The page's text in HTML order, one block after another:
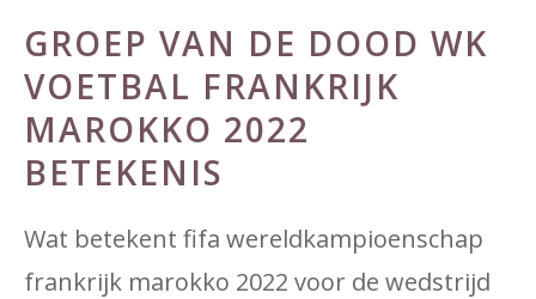
GROEP VAN DE DOOD WK
VOETBAL FRANKRIJK
MAROKKO 2022
BETEKENIS
Wat betekent fifa wereldkampioenschap
frankrijk marokko 2022 voor de wedstrijd